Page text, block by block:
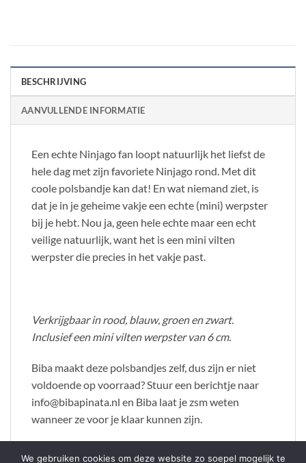
BESCHRIJVING
AANVULLENDE INFORMATIE
Een echte Ninjago fan loopt natuurlijk het liefst de
hele dag met zijn favoriete Ninjago rond. Met dit
coole polsbandje kan dat! En wat niemand ziet, is
dat je in je geheime vakje een echte (mini) werpster
bij je hebt. Nou ja, geen hele echte maar een echt
veilige natuurlijk, want het is een mini vilten
werpster die precies in het vakje past.
Verkrijgbaar in rood, blauw, groen en zwart.
Inclusief een mini vilten werpster van 6 cm.
Biba maakt deze polsbandjes zelf, dus zijn er niet
voldoende op voorraad? Stuur een berichtje naar
info@bibapinata.nl en Biba laat je zsm weten
wanneer ze voor je klaar kunnen zijn.
We gebruiken cookies om deze website zo soepel mogelijk te